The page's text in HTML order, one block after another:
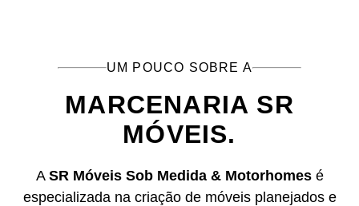
UM POUCO SOBRE A
MARCENARIA SR
MÓVEIS.
A SR Móveis Sob Medida & Motorhomesé
especializada na criação de móveis planejados e